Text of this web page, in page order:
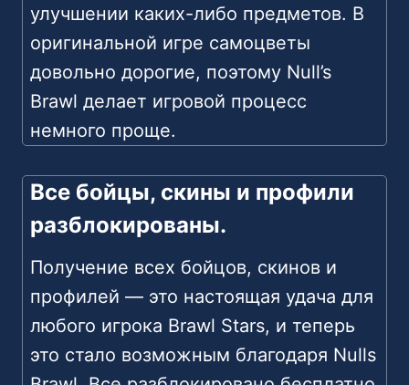
улучшении каких-либо предметов. В
оригинальной игре самоцветы
довольно дорогие, поэтому Null’s
Brawl делает игровой процесс
немного проще.
Все бойцы, скины и профили
разблокированы.
Получение всех бойцов, скинов и
профилей — это настоящая удача для
любого игрока Brawl Stars, и теперь
это стало возможным благодаря Nulls